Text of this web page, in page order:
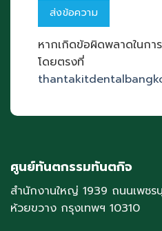
หากเกิดข้อผิดพลาดในกา
โดยตรงที่
ศูนย์ทันตกรรมทันตกิจ
สำนักงานใหญ่ 1939 ถนนเพชร
ห้วยขวาง กรุงเทพฯ 10310